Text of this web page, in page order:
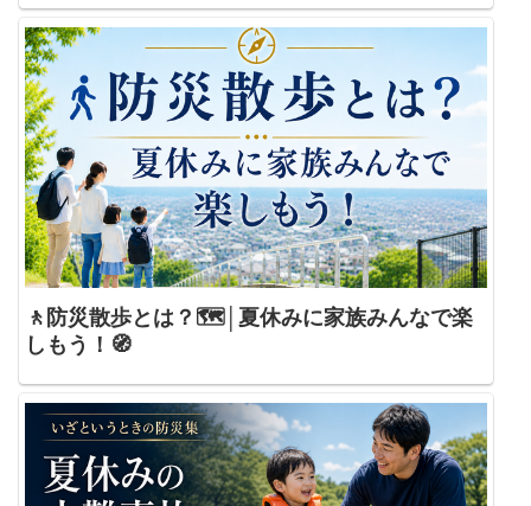
🚶防災散歩とは？🗺️│夏休みに家族みんなで楽
しもう！🧭